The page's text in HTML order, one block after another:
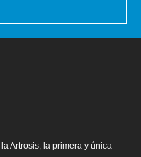
Artrosis, la primera y única